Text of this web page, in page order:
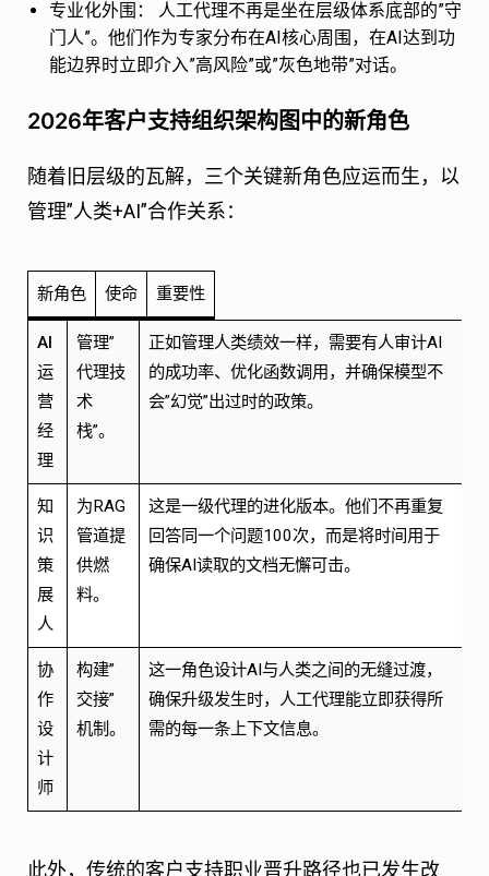
专业化外围：
人工代理不再是坐在层级体系底部的”守
门人”。他们作为专家分布在AI核心周围，在AI达到功
能边界时立即介入”高风险”或”灰色地带”对话。
2026年客户支持组织架构图中的新角色
随着旧层级的瓦解，三个关键新角色应运而生，以
管理”人类+AI”合作关系：
新角色 使命 重要性
AI
运
营
经
理
管理”
代理技
术
栈”。
正如管理人类绩效一样，需要有人审计AI
的成功率、优化函数调用，并确保模型不
会”幻觉”出过时的政策。
知
识
策
展
人
为RAG
管道提
供燃
料。
这是一级代理的进化版本。他们不再重复
回答同一个问题100次，而是将时间用于
确保AI读取的文档无懈可击。
协
作
设
计
师
构建”
交接”
机制。
这一角色设计AI与人类之间的无缝过渡，
确保升级发生时，人工代理能立即获得所
需的每一条上下文信息。
此外，传统的客户支持职业晋升路径也已发生改